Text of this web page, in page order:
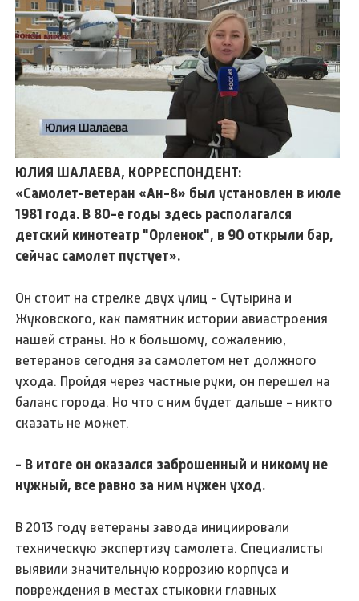
ЮЛИЯ ШАЛАЕВА, КОРРЕСПОНДЕНТ:
«Самолет-ветеран «Ан-8» был установлен в июле
1981 года. В 80-е годы здесь располагался
детский кинотеатр "Орленок", в 90 открыли бар,
сейчас самолет пустует».
Он стоит на стрелке двух улиц - Сутырина и
Жуковского, как памятник истории авиастроения
нашей страны. Но к большому, сожалению,
ветеранов сегодня за самолетом нет должного
ухода. Пройдя через частные руки, он перешел на
баланс города. Но что с ним будет дальше - никто
сказать не может.
- В итоге он оказался заброшенный и никому не
нужный, все равно за ним нужен уход.
В 2013 году ветераны завода инициировали
техническую экспертизу самолета. Специалисты
выявили значительную коррозию корпуса и
повреждения в местах стыковки главных